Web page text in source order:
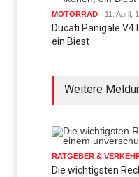
MOTORRAD 11. April,
Ducati Panigale V4
ein Biest
Weitere
RATGEBER &
Die wichtigsten